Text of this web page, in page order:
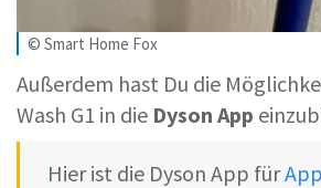
© Smart Home Fox
Außerdem hast Du die
Wash G1 in die Dyson App
Hier ist die Dyson App für